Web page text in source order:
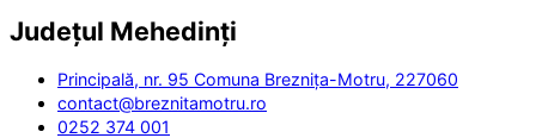
Județul Mehedinți
Principală, nr. 95 Comuna Breznița-Motru, 227060
contact@breznitamotru.ro
0252 374 001